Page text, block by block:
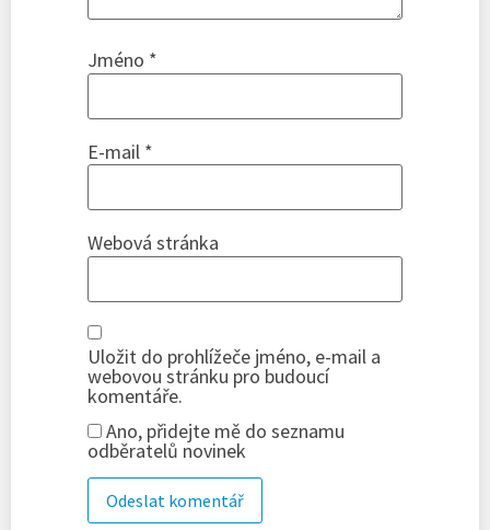
Jméno *
E-mail *
Webová stránka
Uložit do prohlížeče jméno, e-mail a
webovou stránku pro budoucí
komentáře.
Ano, přidejte mě do seznamu
odběratelů novinek